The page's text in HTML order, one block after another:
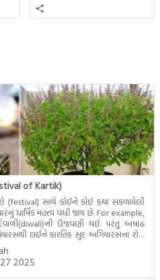
સત્સંગ વીશે જાણકારી મળે છે.
of Kartik)
(festival) સાથે કોઈને કોઈ કથા સંકળાયેલી
ધાર્મિક મહત્ત્વ વધી જાય છે. For example,
ઉજવણી થઈ. પરંતુ અષાઢ
લઈને કારતિક સુદ અગિયારસના રોજ
મોટેભાગે યજ્ઞોપવીત સંસ્કાર, લગ્ન,
2025